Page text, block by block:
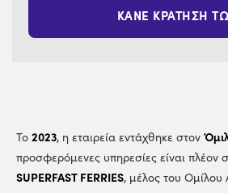
ΚΑΝΕ ΚΡΑΤΗΣΗ
Το 2023, η εταιρεία εντάχθηκε στον
προσφερόμενες υπηρεσίες είναι πλέον
SUPERFAST FERRIES, μέλος του Ομίλου